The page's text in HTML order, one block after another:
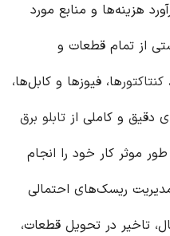
هزینه‌ها و منابع مورد
از تمام قطعات و
کنتاکتورها، فیوزها و کابل‌ها،
دقیق و کاملی از تابلو برق
طور موثر کار خود را انجام
ریسک‌های احتمالی
تاخیر در تحویل قطعات،